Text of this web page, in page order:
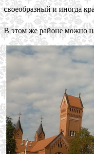
своеобразный и иногда
В этом же районе можно